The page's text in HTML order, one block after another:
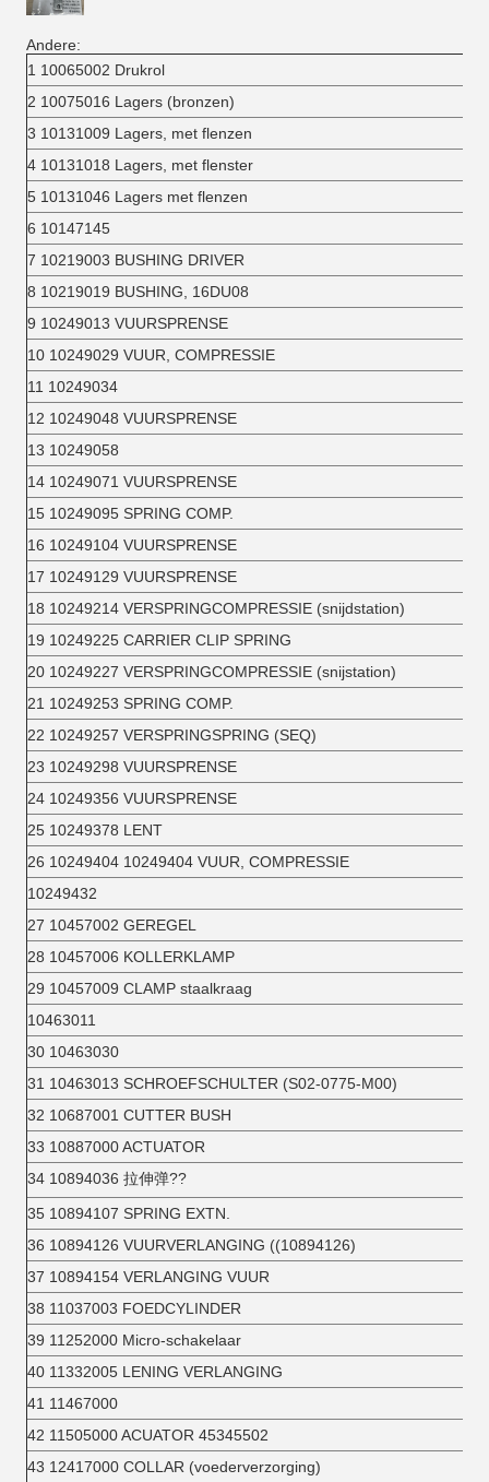
Andere:
1 10065002 Drukrol
2 10075016 Lagers (bronzen)
3 10131009 Lagers, met flenzen
4 10131018 Lagers, met flenster
5 10131046 Lagers met flenzen
6 10147145
7 10219003 BUSHING DRIVER
8 10219019 BUSHING, 16DU08
9 10249013 VUURSPRENSE
10 10249029 VUUR, COMPRESSIE
11 10249034
12 10249048 VUURSPRENSE
13 10249058
14 10249071 VUURSPRENSE
15 10249095 SPRING COMP.
16 10249104 VUURSPRENSE
17 10249129 VUURSPRENSE
18 10249214 VERSPRINGCOMPRESSIE (snijdstation)
19 10249225 CARRIER CLIP SPRING
20 10249227 VERSPRINGCOMPRESSIE (snijstation)
21 10249253 SPRING COMP.
22 10249257 VERSPRINGSPRING (SEQ)
23 10249298 VUURSPRENSE
24 10249356 VUURSPRENSE
25 10249378 LENT
26 10249404 10249404 VUUR, COMPRESSIE
10249432
27 10457002 GEREGEL
28 10457006 KOLLERKLAMP
29 10457009 CLAMP staalkraag
10463011
30 10463030
31 10463013 SCHROEFSCHULTER (S02-0775-M00)
32 10687001 CUTTER BUSH
33 10887000 ACTUATOR
34 10894036 拉伸弹??
35 10894107 SPRING EXTN.
36 10894126 VUURVERLANGING ((10894126)
37 10894154 VERLANGING VUUR
38 11037003 FOEDCYLINDER
39 11252000 Micro-schakelaar
40 11332005 LENING VERLANGING
41 11467000
42 11505000 ACUATOR 45345502
43 12417000 COLLAR (voederverzorging)